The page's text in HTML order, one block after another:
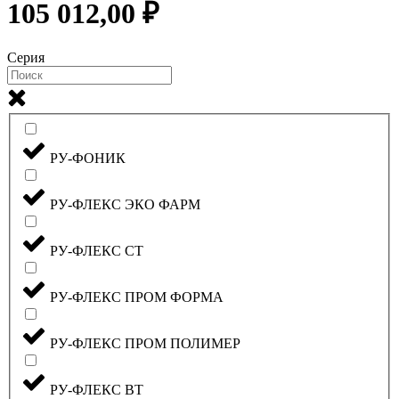
105 012,00 ₽
Серия
РУ-ФОНИК
РУ-ФЛЕКС ЭКО ФАРМ
РУ-ФЛЕКС СТ
РУ-ФЛЕКС ПРОМ ФОРМА
РУ-ФЛЕКС ПРОМ ПОЛИМЕР
РУ-ФЛЕКС ВТ